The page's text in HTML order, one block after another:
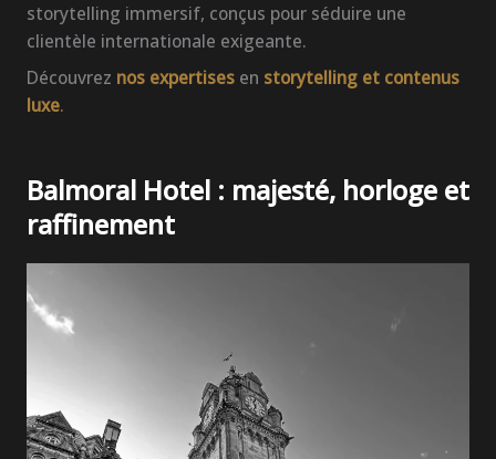
storytelling immersif, conçus pour séduire une
clientèle internationale exigeante.
Découvrez nos expertisesen storytelling et contenus
luxe.
Balmoral Hotel : majesté, horloge et
raffinement